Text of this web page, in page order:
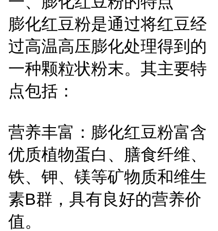
膨化红豆粉是通过将红豆经
过高温高压膨化处理得到的
一种颗粒状粉末。其主要特
点包括：
营养丰富：膨化红豆粉富含
优质植物蛋白、膳食纤维、
铁、钾、镁等矿物质和维生
素B群，具有良好的营养价
值。